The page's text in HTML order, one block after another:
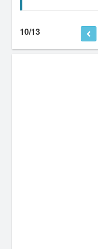
10/13